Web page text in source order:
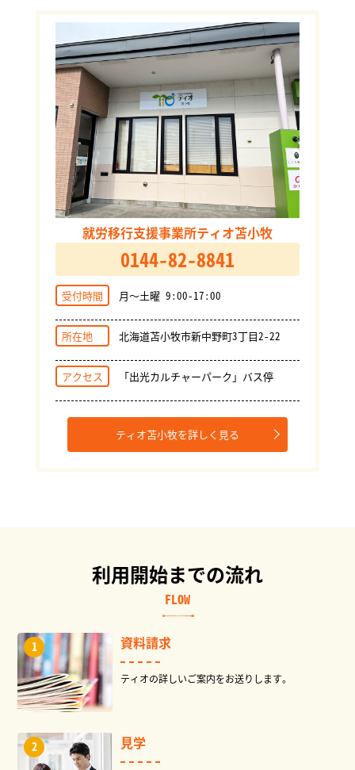
就労移行支援事業所ティオ苫小牧
0144-82-8841
受付時間 月～土曜 9:00-17:00
所在地 北海道苫小牧市新中野町3丁目2-22
アクセス 「出光カルチャーパーク」バス停
ティオ苫小牧を詳しく見る
利用開始までの流れ
FLOW
資料請求
ティオの詳しいご案内をお送りします。
見学